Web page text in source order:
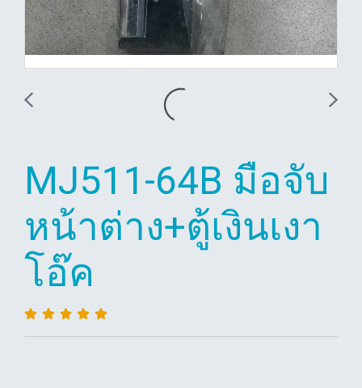
MJ511-64B มือจับ
หน้าต่าง+ตู้เงินเงา
โอ๊ค